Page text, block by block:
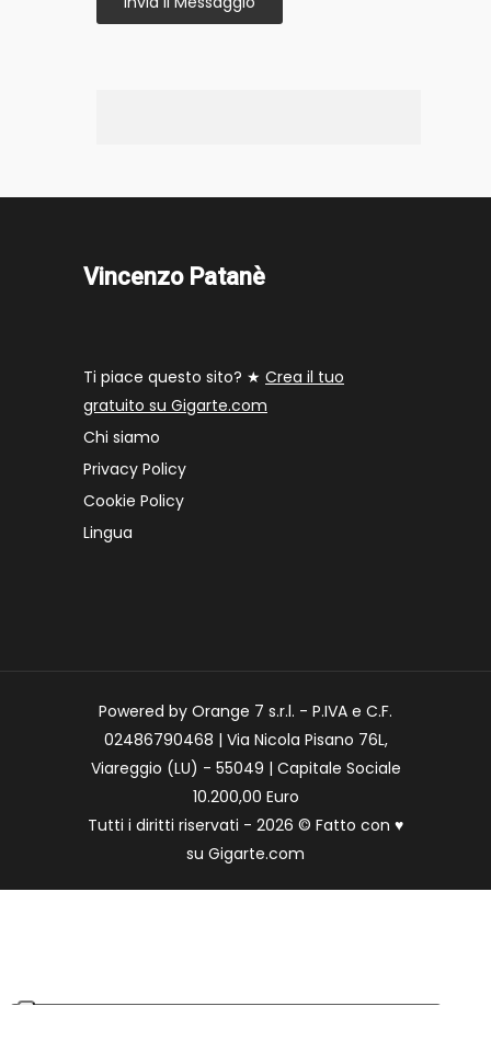
Vincenzo Patanè
Ti piace questo sito? ★ Crea il tuo
gratuito su Gigarte.com
Chi siamo
Privacy Policy
Cookie Policy
Lingua
Powered by Orange 7 s.r.l. - P.IVA e C.F.
02486790468 | Via Nicola Pisano 76L,
Viareggio (LU) - 55049 | Capitale Sociale
10.200,00 Euro
Tutti i diritti riservati - 2026 © Fatto con ♥
su Gigarte.com